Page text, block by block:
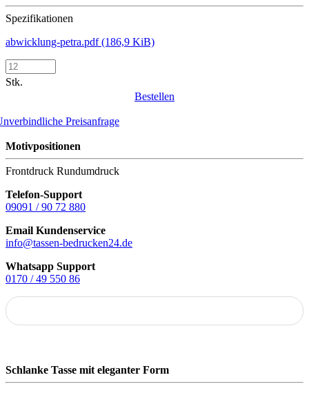
Spezifikationen
abwicklung-petra.pdf(186,9 KiB)
Stk.
Bestellen
Preisanfrage
Motivpositionen
Frontdruck Rundumdruck
Telefon-Support
09091 / 90 72 880
Email Kundenservice
info@tassen-bedrucken24.de
Whatsapp Support
0170 / 49 550 86
Schlanke Tasse mit eleganter Form